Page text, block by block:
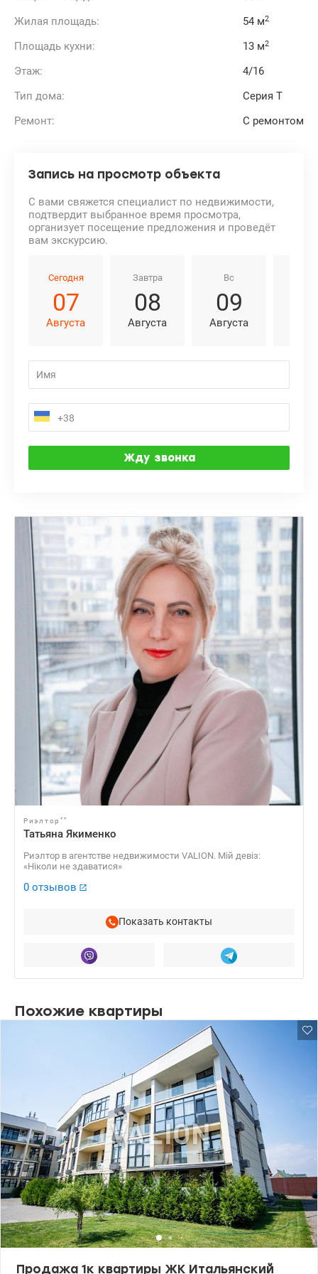
Жилая площадь: 54 м2
Площадь кухни: 13 м2
Этаж:
4/16
Тип дома:
Серия Т
Ремонт:
С ремонтом
Запись на просмотр объекта
С вами свяжется специалист по недвижимости,
подтвердит выбранное время просмотра,
организует посещение предложения и проведёт
вам экскурсию.
Сегодня
07
Августа
Завтра
08
Августа
Вс
09
Августа
Риэлтор **
Татьяна Якименко
Риэлтор в агентстве недвижимости VALION. Мій девіз:
«Ніколи не здаватися»
0 отзывов
Показать контакты
Похожие квартиры
Продажа 1к квартиры ЖК Итальянский